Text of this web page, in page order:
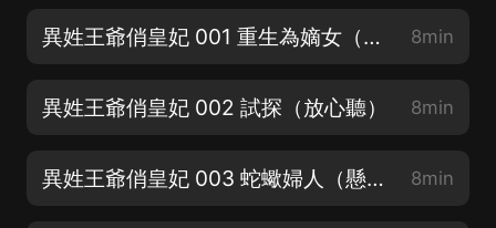
異姓王爺俏皇妃 001 重生為嫡女（求關注求月票哇！） 8min
異姓王爺俏皇妃 002 試探（放心聽） 8min
異姓王爺俏皇妃 003 蛇蠍婦人（懸疑+權謀，一定要聽到后面） 8min